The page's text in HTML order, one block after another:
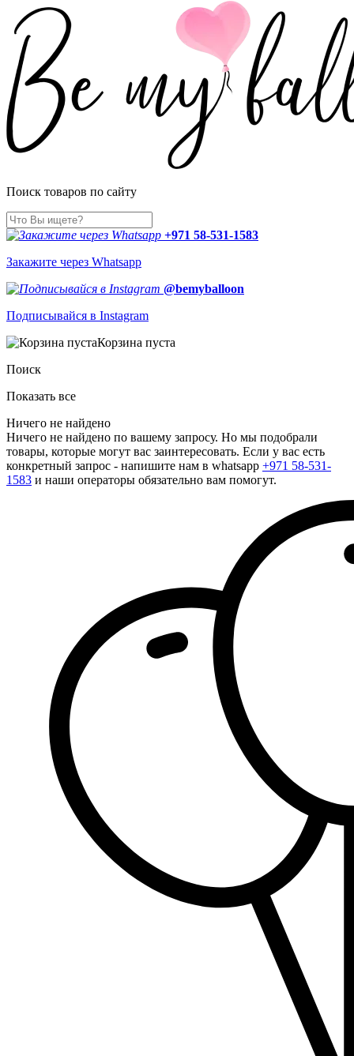
Поиск товаров по сайту
+971 58-531-1583
Закажите через Whatsapp
@bemyballoon
Подписывайся в Instagram
Корзина пуста
Поиск
Показать все
Ничего не найдено
Ничего не найдено по вашему запросу. Но мы подобрали
товары, которые могут вас заинтересовать. Если у вас есть
конкретный запрос - напишите нам в whatsapp +971 58-531-
1583 и наши операторы обязательно вам помогут.